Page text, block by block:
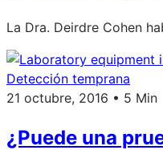
La Dra. Deirdre Cohen
Detección temprana
21 octubre, 2016 • 5 Min
¿Puede una